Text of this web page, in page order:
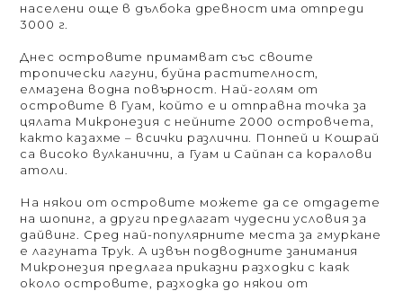
населени още в дълбока древност има отпреди
3000 г.
Днес островите примамват със своите
тропически лагуни, буйна растителност,
елмазена водна повърност. Най-голям от
островите в Гуам, който е и отправна точка за
цялата Микронезия с нейните 2000 островчета,
както казахме – всички различни. Понпей и Кошрай
са високо вулканични, а Гуам и Сайпан са коралови
атоли.
На някои от островите можете да се отдадете
на шопинг, а други предлагат чудесни условия за
дайвинг. Сред най-популярните места за гмуркане
е лагуната Трук. А извън подводните занимания
Микронезия предлага приказни разходки с каяк
около островите, разходка до някои от